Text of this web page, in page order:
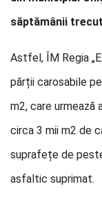
săptămânii
Astfel, ÎM Regia
părții carosabile
m2, care urmează
circa 3 mii m2 de
suprafețe de
asfaltic suprimat.